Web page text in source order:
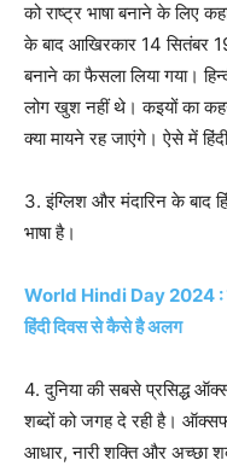
को राष्‍ट्र भाषा बनाने के लिए
के बाद आखिरकार 14 सितंबर
बनाने का फैसला लिया गया।
लोग खुश नहीं थे। कइयों का
क्या मायने रह जाएंगे। ऐसे में
3. इंग्लिश और मंदारिन के बाद
भाषा है।
World Hindi Day 2024 : क्यों
हिंदी दिवस से कैसे है अलग
4. दुनिया की सबसे प्रसिद्ध
शब्दों को जगह दे रही है।
आधार, नारी शक्ति और अच्छा